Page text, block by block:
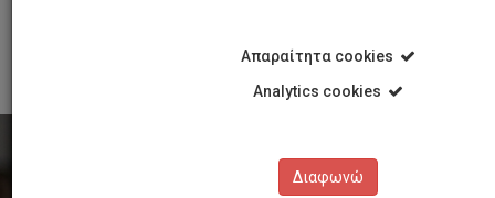
Απαραίτητα cookies
Analytics cookies
Διαφωνώ